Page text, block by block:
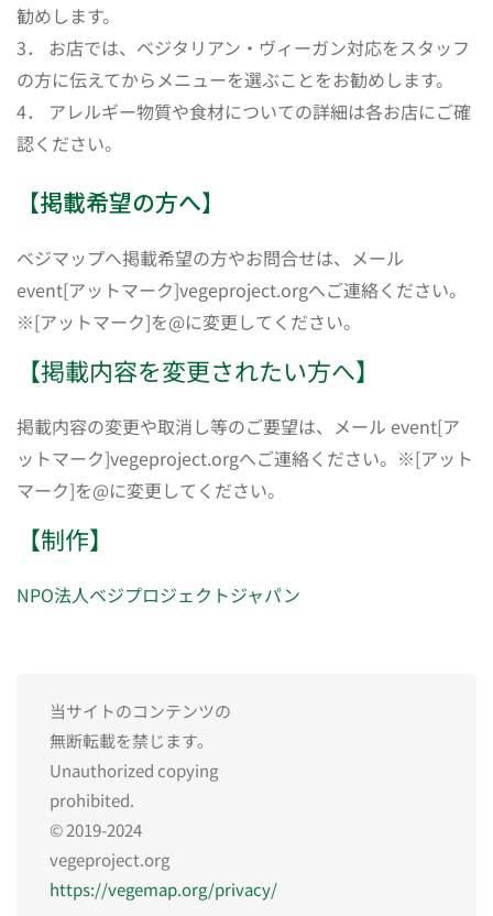
勧めします。
3． お店では、ベジタリアン・ヴィーガン対応をスタッフ
の方に伝えてからメニューを選ぶことをお勧めします。
4． アレルギー物質や食材についての詳細は各お店にご確
認ください。
【掲載希望の方へ】
ベジマップへ掲載希望の方やお問合せは、メール
event[アットマーク]vegeproject.orgへご連絡ください。
※[アットマーク]を@に変更してください。
【掲載内容を変更されたい方へ】
掲載内容の変更や取消し等のご要望は、メール event[ア
ットマーク]vegeproject.orgへご連絡ください。※[アット
マーク]を@に変更してください。
【制作】
NPO法人ベジプロジェクトジャパン
当サイトのコンテンツの
無断転載を禁じます。
Unauthorized copying
prohibited.
© 2019-2024
vegeproject.org
https://vegemap.org/privacy/